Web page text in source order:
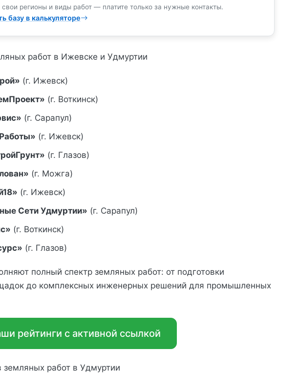
свои регионы и виды работ — платите только за нужные контакты.
базу в калькуляторе
работ в Ижевске и Удмуртии
(г. Ижевск)
(г. Воткинск)
(г. Сарапул)
(г. Ижевск)
(г. Глазов)
(г. Можга)
(г. Ижевск)
Сети Удмуртии» (г. Сарапул)
(г. Воткинск)
(г. Глазов)
полный спектр земляных работ: от подготовки
до комплексных инженерных решений для промышленных
рейтинги с активной ссылкой
земляных работ в Удмуртии